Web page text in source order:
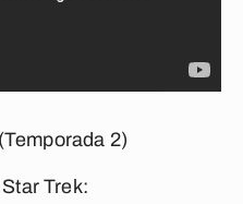
2)
Star Trek: